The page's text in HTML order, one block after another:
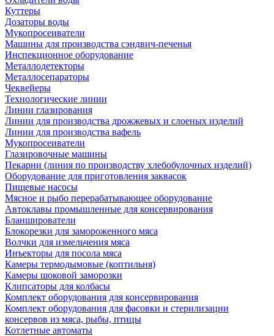
Куттеры
Дозаторы воды
Мукопросеиватели
Машины для производства сэндвич-печенья
Инспекционное оборудование
Металлодетекторы
Металлосепараторы
Чеквейеры
Технологические линии
Линии глазирования
Линии для производства дрожжевых и слоеных изделий
Линии для производства вафель
Мукопросеиватели
Глазировочные машины
Пекарни (линия по производству хлебобулочных изделий)
Оборудование для приготовления заквасок
Пищевые насосы
Мясное и рыбо перерабатывающее оборудование
Автоклавы промышленные для консервирования
Бланширователи
Блокорезки для замороженного мяса
Волчки для измельчения мяса
Инъекторы для посола мяса
Камеры термодымовые (коптильня)
Камеры шоковой заморозки
Клипсаторы для колбасы
Комплект оборудования для консервирования
Комплект оборудования для фасовки и стерилизации
консервов из мяса, рыбы, птицы
Котлетные автоматы